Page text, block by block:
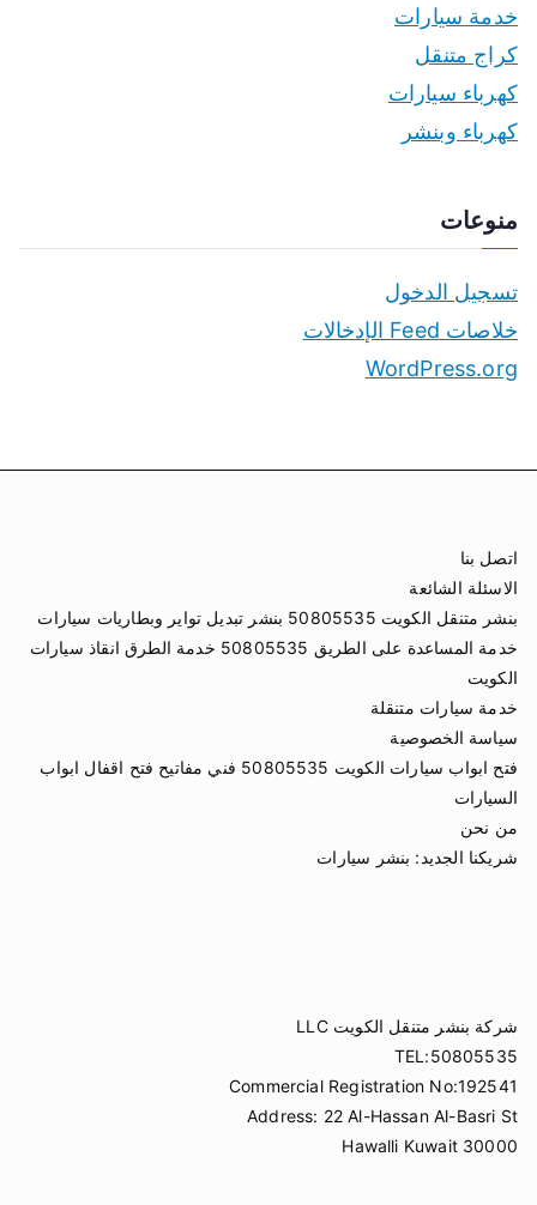
خدمة سيارات
كراج متنقل
كهرباء سيارات
كهرباء وبنشر
منوعات
تسجيل الدخول
خلاصات Feed الإدخالات
WordPress.org
اتصل بنا
الاسئلة الشائعة
بنشر متنقل الكويت 50805535 بنشر تبديل تواير وبطاريات سيارات
خدمة المساعدة على الطريق 50805535 خدمة الطرق انقاذ سيارات
الكويت
خدمة سيارات متنقلة
سياسة الخصوصية
فتح ابواب سيارات الكويت 50805535 فني مفاتيح فتح اقفال ابواب
السيارات
من نحن
شريكنا الجديد: بنشر سيارات
شركة بنشر متنقل الكويت LLC
TEL:50805535
Commercial Registration No:192541
Address: 22 Al-Hassan Al-Basri St
Hawalli Kuwait 30000